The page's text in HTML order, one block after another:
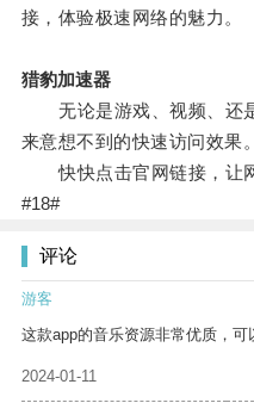
接，体验极速网络的魅力。
猎豹加速器
无论是游戏、视频、还
来意想不到的快速访问效果。
快快点击官网链接，让网
#18#
评论
游客
这款app的音乐资源非常优质，可
2024-01-11